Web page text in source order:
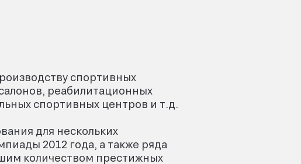
спортивных
реабилитационных
спортивных центров и т.д.
для нескольких
2012 года, а также ряда
количеством престижных